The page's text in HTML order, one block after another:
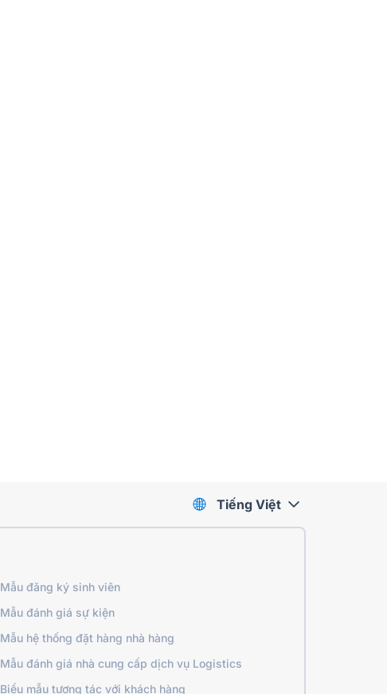
Mẫu đăng ký sinh viên
Mẫu đánh giá sự kiện
Mẫu hệ thống đặt hàng nhà hàng
Mẫu đánh giá nhà cung cấp dịch vụ Logistics
Biểu mẫu tương tác với khách hàng
Tiếng Việt